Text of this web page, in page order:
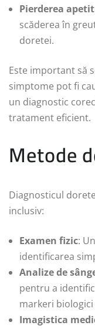
Pierderea
scăderea în
doretei.
Este important să
simptome pot fi
un diagnostic
tratament eficient.
Metode
Diagnosticul
inclusiv:
Examen fizic:
identificarea
Analize de
pentru a
markeri
Imagistica